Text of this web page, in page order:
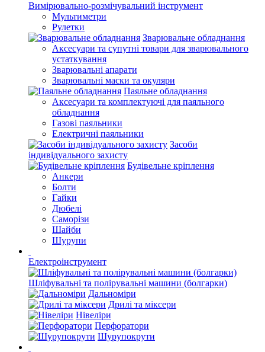
Вимірювально-розмічувальний інструмент
Мультиметри
Рулетки
Зварювальне обладнання
Аксесуари та супутні товари для зварювального
устаткування
Зварювальні апарати
Зварювальні маски та окуляри
Паяльне обладнання
Аксесуари та комплектуючі для паяльного
обладнання
Газові паяльники
Електричні паяльники
Засоби
індивідуального захисту
Будівельне кріплення
Анкери
Болти
Гайки
Дюбелі
Саморізи
Шайби
Шурупи
Електроінструмент
Шліфувальні та полірувальні машини (болгарки)
Дальноміри
Дрилі та міксери
Нівеліри
Перфоратори
Шурупокрути